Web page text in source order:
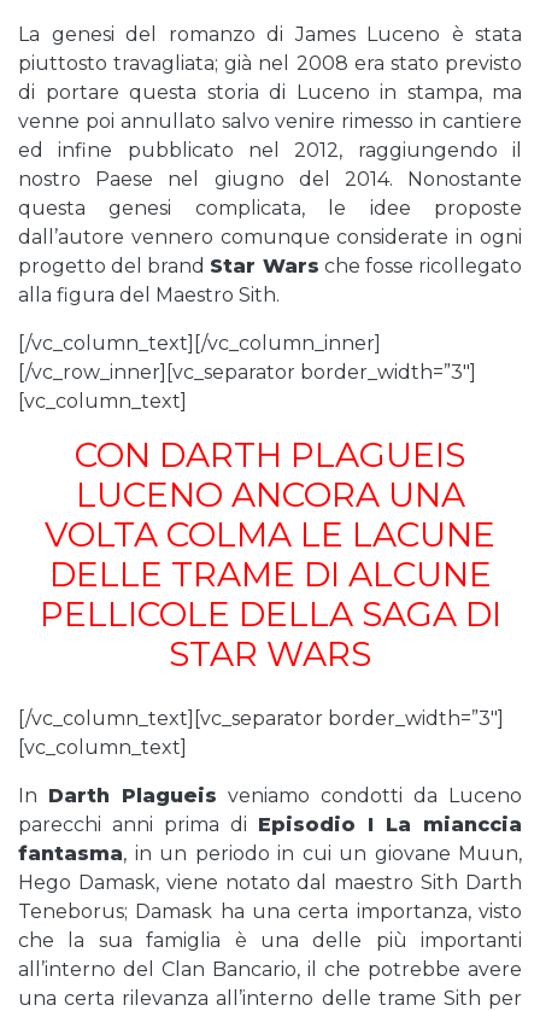
La genesi del romanzo di James Luceno è stata
piuttosto travagliata; già nel 2008 era stato previsto
di portare questa storia di Luceno in stampa, ma
venne poi annullato salvo venire rimesso in cantiere
ed infine pubblicato nel 2012, raggiungendo il
nostro Paese nel giugno del 2014. Nonostante
questa genesi complicata, le idee proposte
dall’autore vennero comunque considerate in ogni
progetto del brand Star Wars che fosse ricollegato
alla figura del Maestro Sith.
[/vc_column_text][/vc_column_inner]
[/vc_row_inner][vc_separator border_width=”3″]
[vc_column_text]
CON DARTH PLAGUEIS
LUCENO ANCORA UNA
VOLTA COLMA LE LACUNE
DELLE TRAME DI ALCUNE
PELLICOLE DELLA SAGA DI
STAR WARS
[/vc_column_text][vc_separator border_width=”3″]
[vc_column_text]
In Darth Plagueis veniamo condotti da Luceno
parecchi anni prima di Episodio I La mianccia
fantasma, in un periodo in cui un giovane Muun,
Hego Damask, viene notato dal maestro Sith Darth
Teneborus; Damask ha una certa importanza, visto
che la sua famiglia è una delle più importanti
all’interno del Clan Bancario, il che potrebbe avere
una certa rilevanza all’interno delle trame Sith per